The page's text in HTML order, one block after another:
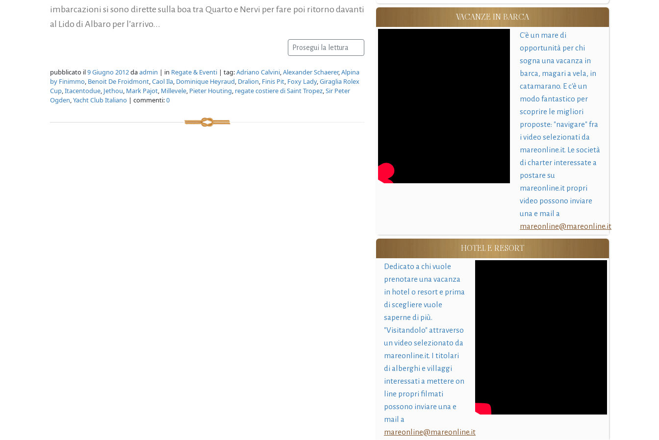
imbarcazioni si sono dirette sulla boa tra Quarto e Nervi per fare poi ritorno davanti
al Lido di Albaro per l’arrivo...
Prosegui la lettura
pubblicato il9 Giugno 2012daadmin | in Regate & Eventi | tag:Adriano Calvini,Alexander Schaerer,Alpina
by Finimmo, Benoit De Froidmont,Caol Ila, Dominique Heyraud, Dralion, Finis Pit, Foxy Lady,Giraglia Rolex
Cup,Itacentodue, Jethou, Mark Pajot, Millevele, Pieter Houting, regate costiere di Saint Tropez,Sir Peter
Ogden,Yacht Club Italiano | commenti:0
VACANZE IN BARCA
C'è un mare di
opportunità per chi
sogna una vacanza in
barca, magari a vela, in
catamarano. E c'è un
modo fantastico per
scoprire le migliori
proposte: "navigare" fra
i video selezionati da
mareonline.it. Le società
di charter interessate a
postare su
mareonline.it propri
video possono inviare
una e mail a
mareonline@mareonline.it
HOTEL E RESORT
Dedicato a chi vuole
prenotare una vacanza
in hotel o resort e prima
di scegliere vuole
saperne di più.
"Visitandolo" attraverso
un video selezionato da
mareonline.it. I titolari
di alberghi e villaggi
interessati a mettere on
line propri filmati
possono inviare una e
mail a
mareonline@mareonline.it